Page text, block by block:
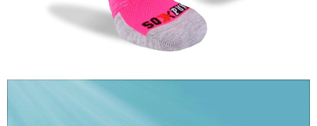
客戶支援中心」https://netprotections.freshdesk.com/support/home
１．透過由恩沛科技股份有限公司提供之「AFTEE先享後付」服務完成之交
２．關於個人資料處理事宜，請瀏覽以下網址：
每筆NT$60，滿NT$1,000(含以上)免運費